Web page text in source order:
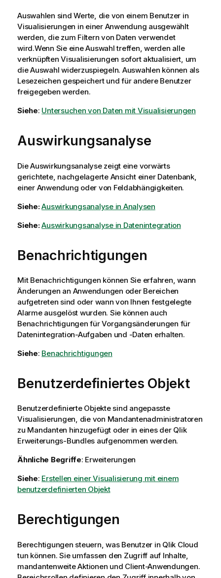
Auswahlen sind Werte, die von einem Benutzer in
Visualisierungen in einer Anwendung ausgewählt
werden, die zum Filtern von Daten verwendet
wird.Wenn Sie eine Auswahl treffen, werden alle
verknüpften Visualisierungen sofort aktualisiert, um
die Auswahl widerzuspiegeln. Auswahlen können als
Lesezeichen gespeichert und für andere Benutzer
freigegeben werden.
Siehe: Untersuchen von Daten mit Visualisierungen
Auswirkungsanalyse
Die Auswirkungsanalyse zeigt eine vorwärts
gerichtete, nachgelagerte Ansicht einer Datenbank,
einer Anwendung oder von Feldabhängigkeiten.
Siehe:Auswirkungsanalyse in Analysen
Siehe:Auswirkungsanalyse in Datenintegration
Benachrichtigungen
Mit Benachrichtigungen können Sie erfahren, wann
Änderungen an Anwendungen oder Bereichen
aufgetreten sind oder wann von Ihnen festgelegte
Alarme ausgelöst wurden. Sie können auch
Benachrichtigungen für Vorgangsänderungen für
Datenintegration-Aufgaben und -Daten erhalten.
Siehe: Benachrichtigungen
Benutzerdefiniertes Objekt
Benutzerdefinierte Objekte sind angepasste
Visualisierungen, die von Mandantenadministratoren
zu Mandanten hinzugefügt oder in eines der Qlik
Erweiterungs-Bundles aufgenommen werden.
Ähnliche Begriffe: Erweiterungen
Siehe: Erstellen einer Visualisierung mit einem
benutzerdefinierten Objekt
Berechtigungen
Berechtigungen steuern, was Benutzer in Qlik Cloud
tun können. Sie umfassen den Zugriff auf Inhalte,
mandantenweite Aktionen und Client-Anwendungen.